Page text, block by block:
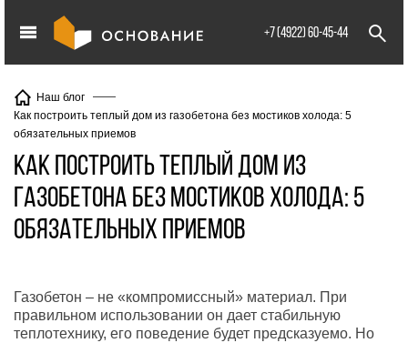
info@XXX.ru
+7 (4922) 60-45-44
Наш блог
Как построить теплый дом из газобетона без мостиков холода: 5
обязательных приемов
Как построить теплый дом из
газобетона без мостиков холода: 5
обязательных приемов
Газобетон – не «компромиссный» материал. При
правильном использовании он дает стабильную
теплотехнику, его поведение будет предсказуемо. Но